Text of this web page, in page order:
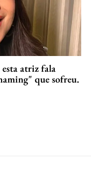
atriz fala
que sofreu.